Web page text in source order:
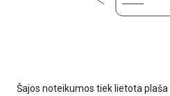
Šajos noteikumos tiek lietota plaša